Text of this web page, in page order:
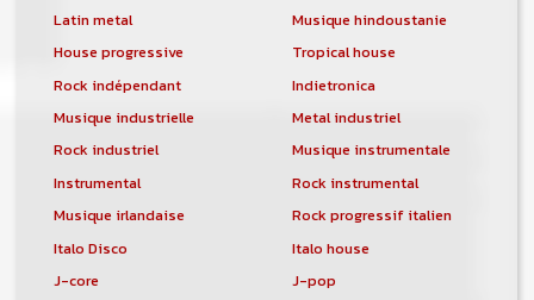
Latin metal
Musique hindoustanie
House progressive
Tropical house
Rock indépendant
Indietronica
Musique industrielle
Metal industriel
Rock industriel
Musique instrumentale
Instrumental
Rock instrumental
Musique irlandaise
Rock progressif italien
Italo Disco
Italo house
J-core
J-pop